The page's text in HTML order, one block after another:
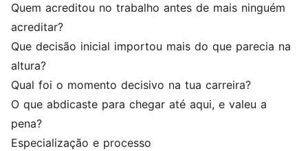
Quem acreditou no trabalho antes de mais ninguém
acreditar?
Que decisão inicial importou mais do que parecia na
altura?
Qual foi o momento decisivo na tua carreira?
O que abdicaste para chegar até aqui, e valeu a
pena?
Especialização e processo